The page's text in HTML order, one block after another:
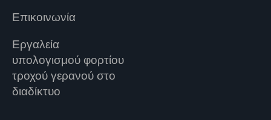
Επικοινωνία
Εργαλεία
υπολογισμού φορτίου
τροχού γερανού στο
διαδίκτυο